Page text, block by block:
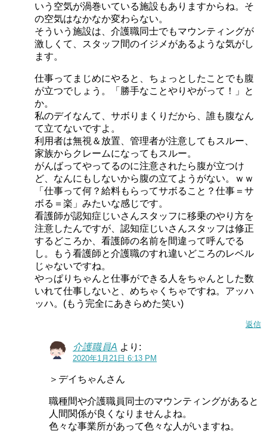
いう空気が渦巻いている施設もありますからね。そ
の空気はなかなか変わらない。
そういう施設は、介護職同士でもマウンティングが
激しくて、スタッフ間のイジメがあるような気がし
ます。
仕事ってまじめにやると、ちょっとしたことでも腹
が立つでしょう。「勝手なことやりやがって！」と
か。
私のデイなんて、サボりまくりだから、誰も腹なん
て立てないですよ。
利用者は無視＆放置、管理者が注意してもスルー、
家族からクレームになってもスルー。
がんばってやってるのに注意されたら腹が立つけ
ど、なんにもしないから腹の立てようがない。ｗｗ
「仕事って何？給料もらってサボること？仕事＝サ
ボる＝楽」みたいな感じです。
看護師が認知症じいさんスタッフに移乗のやり方を
注意したんですが、認知症じいさんスタッフは修正
するどころか、看護師の名前を間違って呼んでる
し。もう看護師と介護職のすれ違いどころのレベル
じゃないですね。
やっぱりちゃんと仕事ができる人をちゃんとした数
いれて仕事しないと、めちゃくちゃですね。アッハ
ッハ。(もう完全にあきらめた笑い)
返信
介護職員A より:
2020年1月21日 6:13 PM
＞デイちゃんさん
職種間や介護職員同士のマウンティングがあると
人間関係が良くなりませんよね。
色々な事業所があって色々な人がいますね。